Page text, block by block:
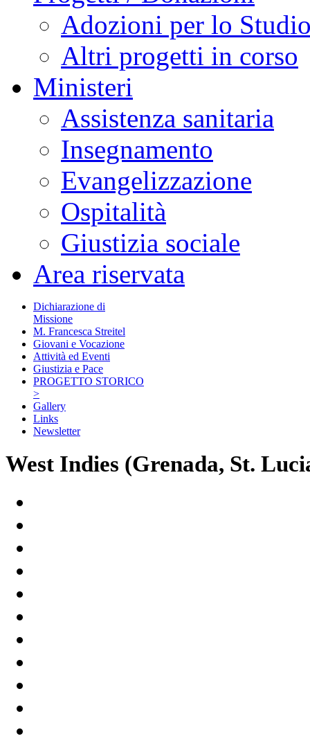
Adozioni per lo
Altri progetti in corso
Ministeri
Assistenza sanitaria
Insegnamento
Evangelizzazione
Ospitalità
Giustizia sociale
Area riservata
Dichiarazione di
Missione
M. Francesca Streitel
Giovani e Vocazione
Attività ed Eventi
Giustizia e Pace
PROGETTO STORICO
>
Gallery
Links
Newsletter
West Indies (Grenada, St.